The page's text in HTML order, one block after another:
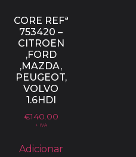
CORE REFª
753420 –
CITROEN
,FORD
,MAZDA,
PEUGEOT,
VOLVO
1.6HDI
€140.00
+ IVA
Adicionar